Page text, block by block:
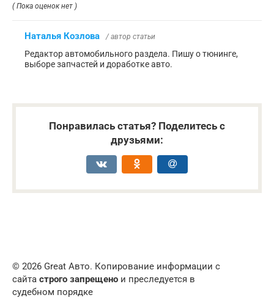
( Пока оценок нет )
Наталья Козлова / автор статьи
Редактор автомобильного раздела. Пишу о тюнинге,
выборе запчастей и доработке авто.
Понравилась статья? Поделитесь с
друзьями:
© 2026 Great Авто. Копирование информации с
сайта строго запрещено и преследуется в
судебном порядке